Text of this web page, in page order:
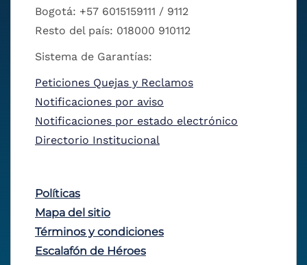
Bogotá: +57 6015159111 / 9112
Resto del país: 018000 910112
Sistema de Garantías:
Peticiones Quejas y Reclamos
Notificaciones por aviso
Notificaciones por estado electrónico
Directorio Institucional
Políticas
Mapa del sitio
Términos y condiciones
Escalafón de Héroes